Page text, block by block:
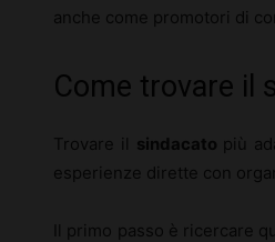
anche come promotori di
Come trovare il
Trovare il sindacato più
esperienze dirette con
Il primo passo è ricercare